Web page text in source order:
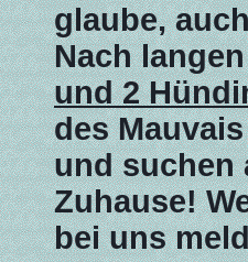
glaube,
Nach
und 2
des
und suchen
Zuhause!
bei uns